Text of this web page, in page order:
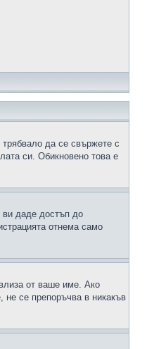
да се свържете с
си. Обикновено това е
ви даде достъп до
отнема само
от ваше име. Ако
не се препоръчва в никакъв